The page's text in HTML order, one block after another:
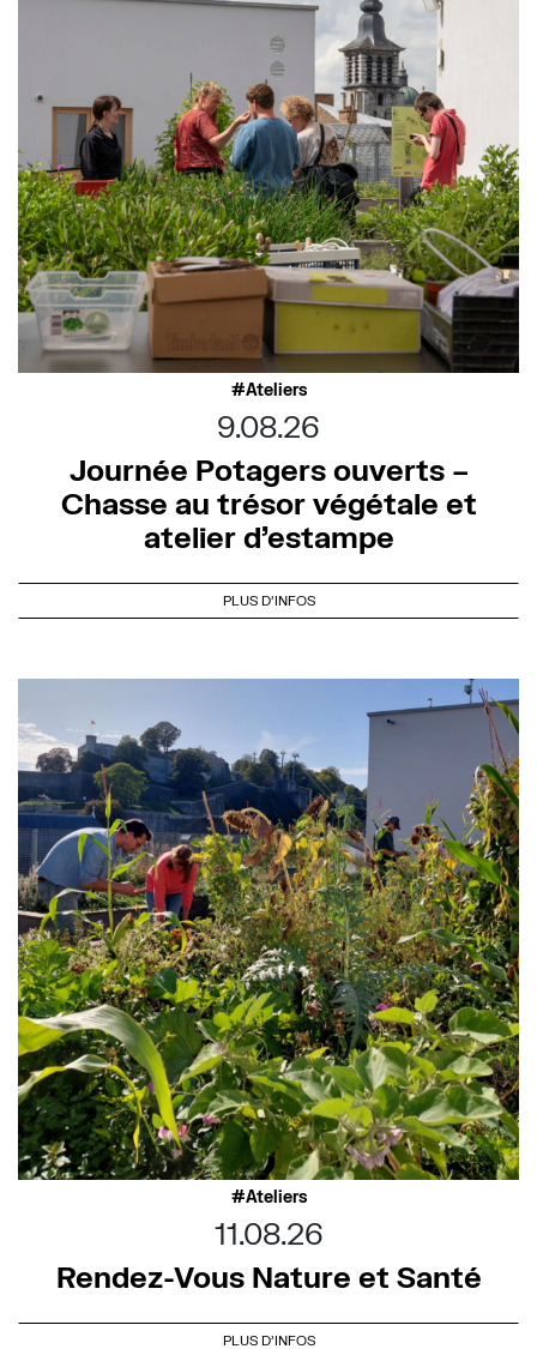
Ateliers
9.08.26
Journée Potagers ouverts –
Chasse au trésor végétale et
atelier d’estampe
PLUS D'INFOS
Ateliers
11.08.26
Rendez-Vous Nature et Santé
PLUS D'INFOS